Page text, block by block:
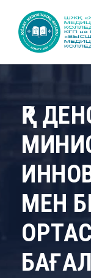
ҚР
МЕН